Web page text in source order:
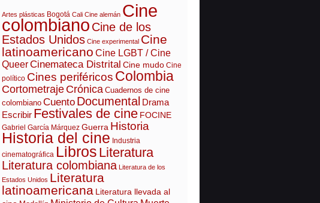
Artes plásticas Bogotá Cali Cine alemán Cine
colombiano Cine de los
Estados Unidos Cine experimental Cine
latinoamericano Cine LGBT / Cine
QueerCinemateca Distrital Cine mudo Cine
político Cines periféricos Colombia
Cortometraje Crónica Cuadernos de cine
colombiano Cuento Documental Drama
Escribir Festivales de cine FOCINE
Gabriel García Márquez Guerra Historia
Historia del cine Industria
cinematográfica Libros Literatura
Literatura colombiana Literatura de los
Estados Unidos Literatura
latinoamericana Literatura llevada al